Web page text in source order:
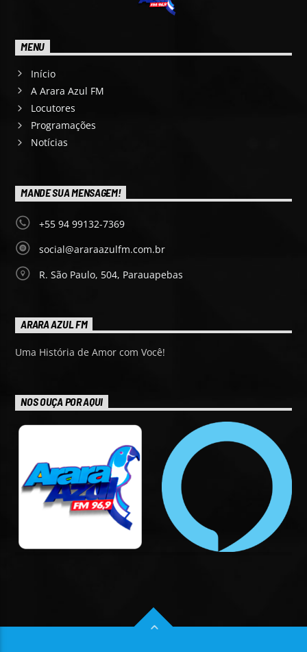
MENU
Início
A Arara Azul FM
Locutores
Programações
Notícias
MANDE SUA MENSAGEM!
+55 94 99132-7369
social@araraazulfm.com.br
R. São Paulo, 504, Parauapebas
ARARA AZUL FM
Uma História de Amor com Você!
NOS OUÇA POR AQUI